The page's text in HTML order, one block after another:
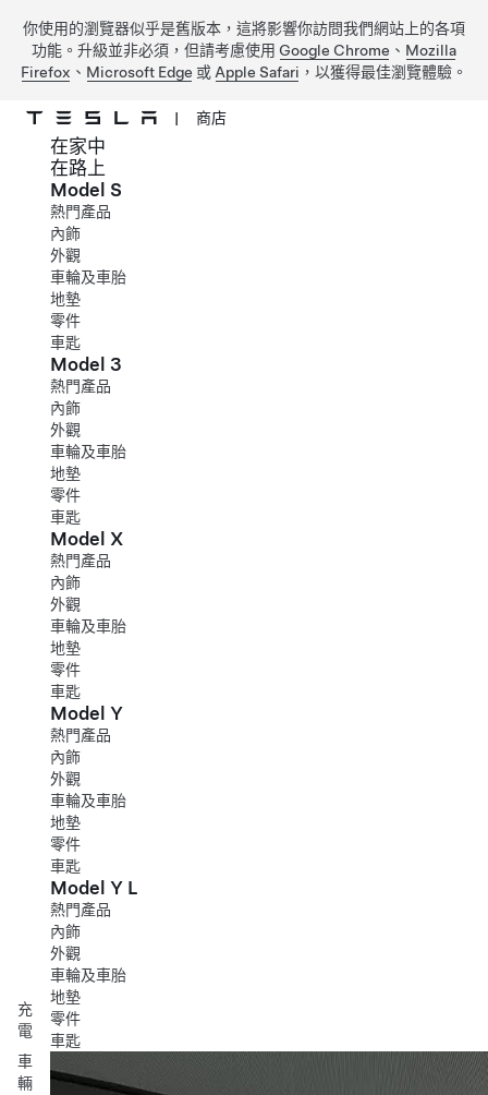
你使用的瀏覽器似乎是舊版本，這將影響你訪問我們網站上的各項
功能。升級並非必須，但請考慮使用 Google Chrome 、 Mozilla
Firefox 、 Microsoft Edge 或 Apple Safari ，以獲得最佳瀏覽體驗。
跳到主要內容
| 商店
充
電
車
輛
在家中
在路上
Model S
熱門產品
內飾
外觀
車輪及車胎
地墊
零件
車匙
Model 3
熱門產品
內飾
外觀
車輪及車胎
地墊
零件
車匙
Model X
熱門產品
內飾
外觀
車輪及車胎
地墊
零件
車匙
Model Y
熱門產品
內飾
外觀
車輪及車胎
地墊
零件
車匙
Model Y L
熱門產品
內飾
外觀
車輪及車胎
地墊
零件
車匙